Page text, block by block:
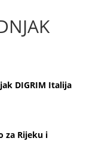
DIGRIM Italija
za Rijeku i